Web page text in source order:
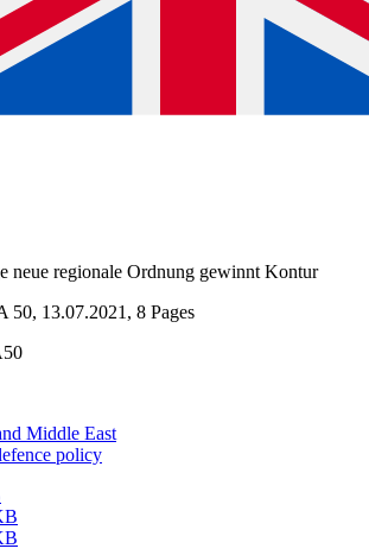
neue regionale Ordnung gewinnt Kontur
50, 13.07.2021, 8 Pages
Middle East
policy